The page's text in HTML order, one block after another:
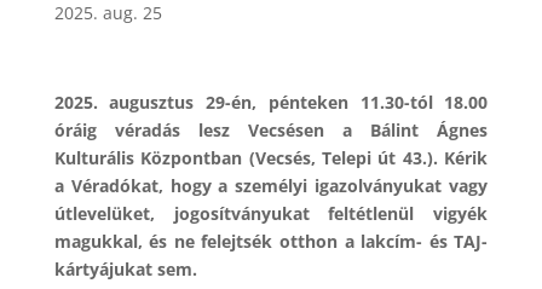
2025. aug. 25
2025. augusztus 29-én, pénteken 11.30-tól 18.00
óráig véradás lesz Vecsésen a Bálint Ágnes
Kulturális Központban (Vecsés, Telepi út 43.). Kérik
a Véradókat, hogy a személyi igazolványukat vagy
útlevelüket, jogosítványukat feltétlenül vigyék
magukkal, és ne felejtsék otthon a lakcím- és TAJ-
kártyájukat sem.